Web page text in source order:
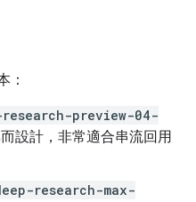
：
research-preview-04-
設計，非常適合串流回用
research-max-